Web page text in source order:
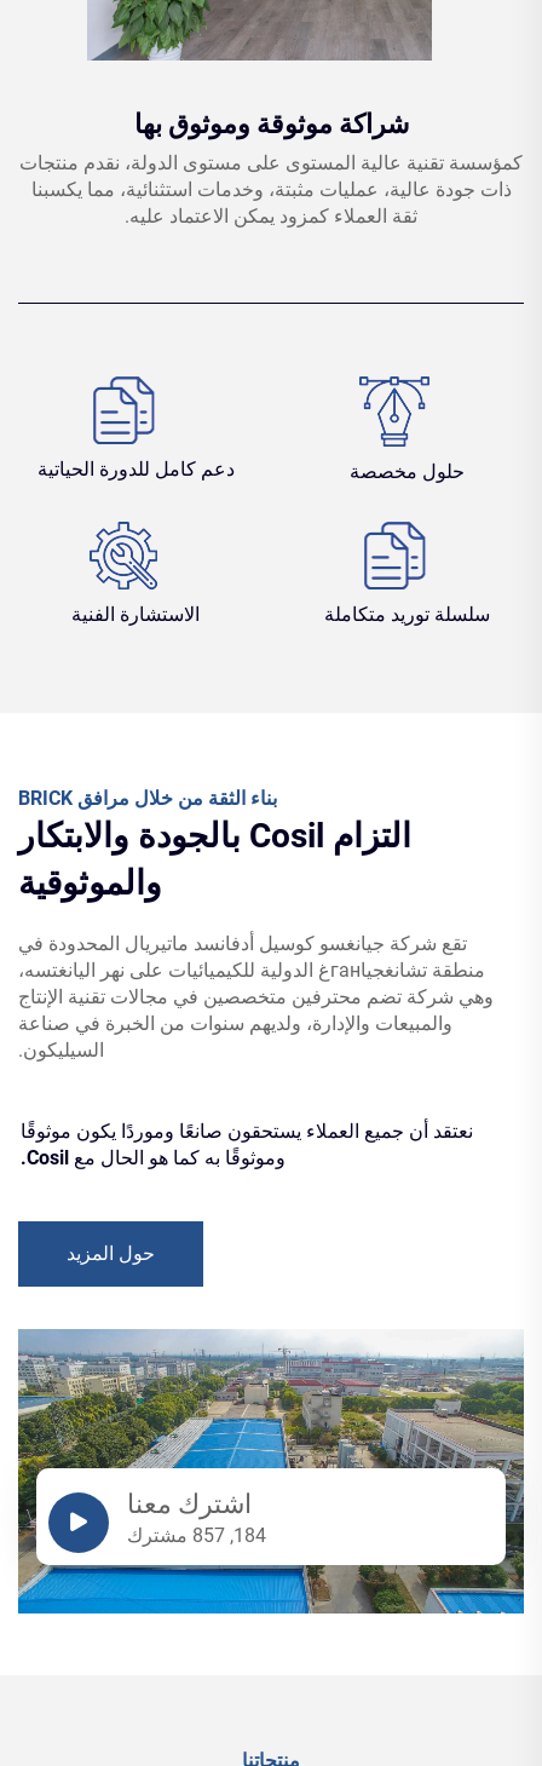
شراكة موثوقة وموثوق بها
كمؤسسة تقنية عالية المستوى على مستوى الدولة، نقدم منتجات
ذات جودة عالية، عمليات مثبتة، وخدمات استثنائية، مما يكسبنا
ثقة العملاء كمزود يمكن الاعتماد عليه.
حلول مخصصة دعم كامل للدورة الحياتية
سلسلة توريد متكاملة الاستشارة الفنية
بناء الثقة من خلال مرافق BRICK
التزام Cosil بالجودة والابتكار
والموثوقية
تقع شركة جيانغسو كوسيل أدفانسد ماتيريال المحدودة في
منطقة تشانغجياганغ الدولية للكيميائيات على نهر اليانغتسه،
وهي شركة تضم محترفين متخصصين في مجالات تقنية الإنتاج
والمبيعات والإدارة، ولديهم سنوات من الخبرة في صناعة
السيليكون.
نعتقد أن جميع العملاء يستحقون صانعًا وموردًا يكون موثوقًا
وموثوقًا به كما هو الحال مع Cosil.
حول المزيد
اشترك معنا
184, 857 مشترك
منتجاتنا